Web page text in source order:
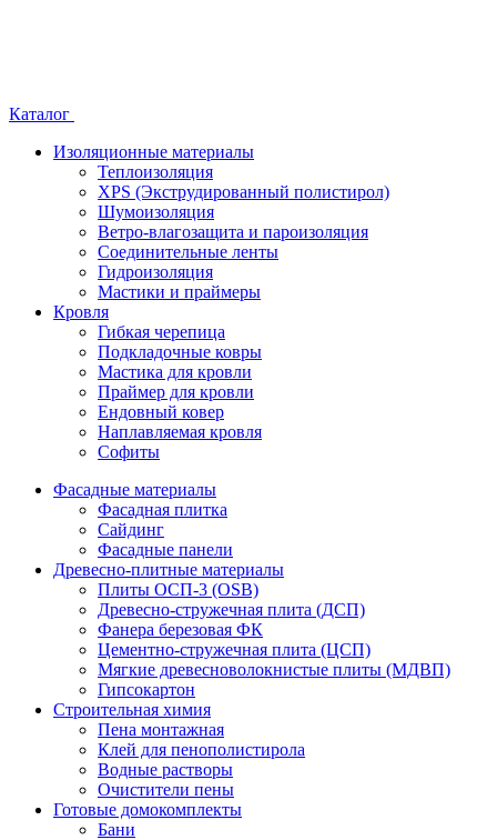
Каталог
Изоляционные материалы
Теплоизоляция
XPS (Экструдированный полистирол)
Шумоизоляция
Ветро-влагозащита и пароизоляция
Соединительные ленты
Гидроизоляция
Мастики и праймеры
Кровля
Гибкая черепица
Подкладочные ковры
Мастика для кровли
Праймер для кровли
Ендовный ковер
Наплавляемая кровля
Софиты
Фасадные материалы
Фасадная плитка
Сайдинг
Фасадные панели
Древесно-плитные материалы
Плиты ОСП-3 (OSB)
Древесно-стружечная плита (ДСП)
Фанера березовая ФК
Цементно-стружечная плита (ЦСП)
Мягкие древесноволокнистые плиты (МДВП)
Гипсокартон
Строительная химия
Пена монтажная
Клей для пенополистирола
Водные растворы
Очистители пены
Готовые домокомплекты
Бани